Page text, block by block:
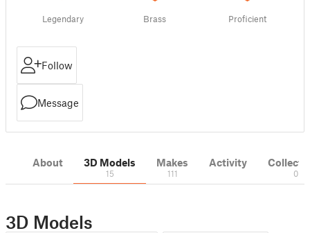
Legendary Brass Proficient
Follow
Message
About 3D Models
15
Makes
111
Activity
0
3D Models